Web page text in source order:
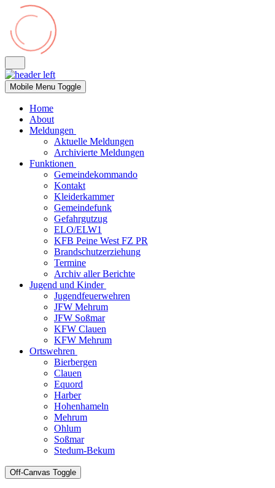
Mobile Menu Toggle
Home
About
Meldungen
Aktuelle Meldungen
Archivierte Meldungen
Funktionen
Gemeindekommando
Kontakt
Kleiderkammer
Gemeindefunk
Gefahrgutzug
ELO/ELW1
KFB Peine West FZ PR
Brandschutzerziehung
Termine
Archiv aller Berichte
Jugend und Kinder
Jugendfeuerwehren
JFW Mehrum
JFW Soßmar
KFW Clauen
KFW Mehrum
Ortswehren
Bierbergen
Clauen
Equord
Harber
Hohenhameln
Mehrum
Ohlum
Soßmar
Stedum-Bekum
Off-Canvas Toggle